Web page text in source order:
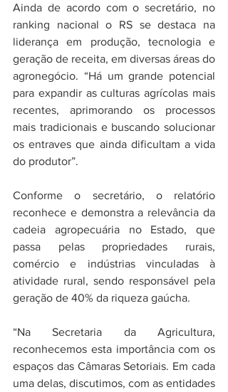
Ainda de acordo com o secretário, no
ranking nacional o RS se destaca na
liderança em produção, tecnologia e
geração de receita, em diversas áreas do
agronegócio. “Há um grande potencial
para expandir as culturas agrícolas mais
recentes, aprimorando os processos
mais tradicionais e buscando solucionar
os entraves que ainda dificultam a vida
do produtor”.
Conforme o secretário, o relatório
reconhece e demonstra a relevância da
cadeia agropecuária no Estado, que
passa pelas propriedades rurais,
comércio e indústrias vinculadas à
atividade rural, sendo responsável pela
geração de 40% da riqueza gaúcha.
“Na Secretaria da Agricultura,
reconhecemos esta importância com os
espaços das Câmaras Setoriais. Em cada
uma delas, discutimos, com as entidades